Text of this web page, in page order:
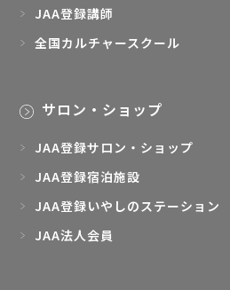
JAA登録講師
全国カルチャースクール
サロン・ショップ
JAA登録サロン・ショップ
JAA登録宿泊施設
JAA登録いやしのステーション
JAA法人会員